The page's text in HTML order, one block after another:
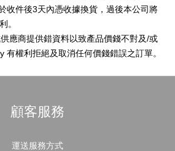
收件後3天內憑收據換貨，過後本公司將
。
應商提供錯資料以致產品價錢不對及/或
有權利拒絕及取消任何價錢錯誤之訂單。
顧客服務
運送服務方式